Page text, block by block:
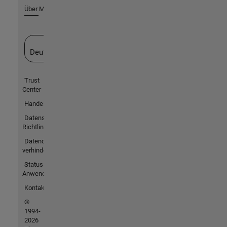
Über MathWorks
Deutschland
Trust
Center
Handelsmarken
Datenschutz-
Richtlinien
Datendiebstahl
verhindern
Status von
Anwendungen
Kontakt
©
1994-
2026